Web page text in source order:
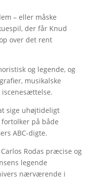
– eller måske
der får Knud
over det rent
og legende, og
musikalske
iscenesættelse.
sige uhøjtideligt
på både
ABC-digte.
Rodas præcise og
legende
nærværende i